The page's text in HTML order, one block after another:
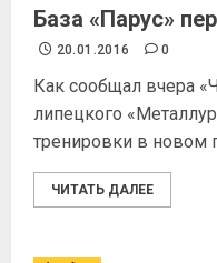
База «Парус»
20.01.2016 0
Как сообщал вчера
липецкого
тренировки в новом
ЧИТАТЬ ДАЛЕЕ